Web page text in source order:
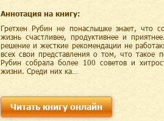
Аннотация на книгу:
Гретхен Рубин не понаслышке знает, что
жизнь счастливее, продуктивнее и
решение и жесткие рекомендации не
всех свои представления о том, что такое
Рубин собрала более 100 советов и
жизни. Среди них ка…
Читать книгу онлайн